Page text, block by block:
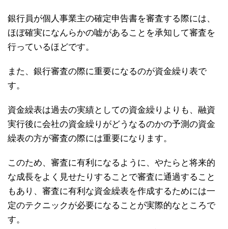
銀行員が個人事業主の確定申告書を審査する際には、
ほぼ確実になんらかの嘘があることを承知して審査を
行っているほどです。
また、銀行審査の際に重要になるのが資金繰り表で
す。
資金繰表は過去の実績としての資金繰りよりも、融資
実行後に会社の資金繰りがどうなるのかの予測の資金
繰表の方が審査の際には重要になります。
このため、審査に有利になるように、やたらと将来的
な成長をよく見せたりすることで審査に通過すること
もあり、審査に有利な資金繰表を作成するためには一
定のテクニックが必要になることが実際的なところで
す。